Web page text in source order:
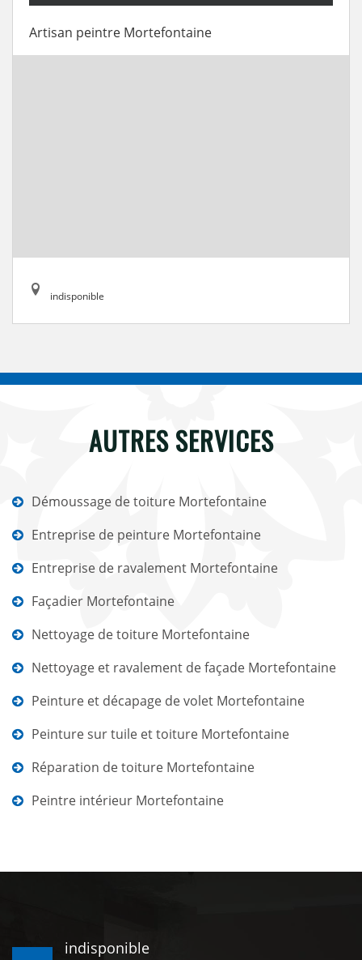
Artisan peintre Mortefontaine
indisponible
AUTRES SERVICES
Démoussage de toiture Mortefontaine
Entreprise de peinture Mortefontaine
Entreprise de ravalement Mortefontaine
Façadier Mortefontaine
Nettoyage de toiture Mortefontaine
Nettoyage et ravalement de façade Mortefontaine
Peinture et décapage de volet Mortefontaine
Peinture sur tuile et toiture Mortefontaine
Réparation de toiture Mortefontaine
Peintre intérieur Mortefontaine
indisponible